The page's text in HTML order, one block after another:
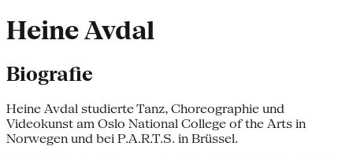
Heine Avdal
Biografie
Heine Avdal studierte Tanz, Choreographie und
Videokunst am Oslo National College of the Arts in
Norwegen und bei P.A.R.T.S. in Brüssel.